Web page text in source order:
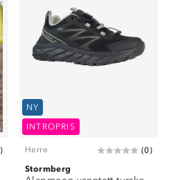
)
NY
INTROPRIS
Herre (0)
Stormberg